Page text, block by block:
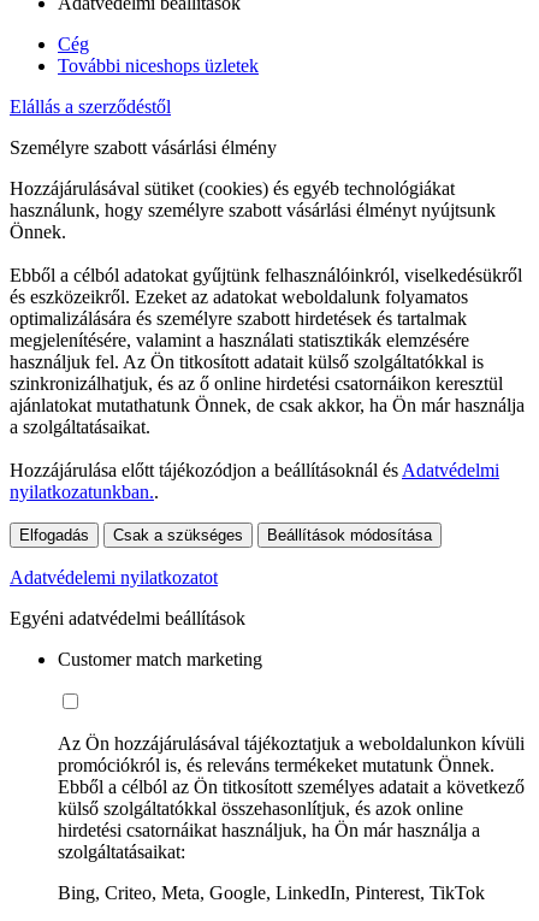
Cég
További niceshops üzletek
Elállás a szerződéstől
Személyre szabott vásárlási élmény
Hozzájárulásával sütiket (cookies) és egyéb technológiákat
használunk, hogy személyre szabott vásárlási élményt nyújtsunk
Önnek.
Ebből a célból adatokat gyűjtünk felhasználóinkról, viselkedésükről
és eszközeikről. Ezeket az adatokat weboldalunk folyamatos
optimalizálására és személyre szabott hirdetések és tartalmak
megjelenítésére, valamint a használati statisztikák elemzésére
használjuk fel. Az Ön titkosított adatait külső szolgáltatókkal is
szinkronizálhatjuk, és az ő online hirdetési csatornáikon keresztül
ajánlatokat mutathatunk Önnek, de csak akkor, ha Ön már használja
a szolgáltatásaikat.
Hozzájárulása előtt tájékozódjon a beállításoknál és Adatvédelmi
nyilatkozatunkban..
Elfogadás Csak a szükséges Beállítások módosítása
Adatvédelemi nyilatkozatot
Egyéni adatvédelmi beállítások
Customer match marketing
Az Ön hozzájárulásával tájékoztatjuk a weboldalunkon kívüli
promóciókról is, és releváns termékeket mutatunk Önnek.
Ebből a célból az Ön titkosított személyes adatait a következő
külső szolgáltatókkal összehasonlítjuk, és azok online
hirdetési csatornáikat használjuk, ha Ön már használja a
szolgáltatásaikat:
Bing, Criteo, Meta, Google, LinkedIn, Pinterest, TikTok